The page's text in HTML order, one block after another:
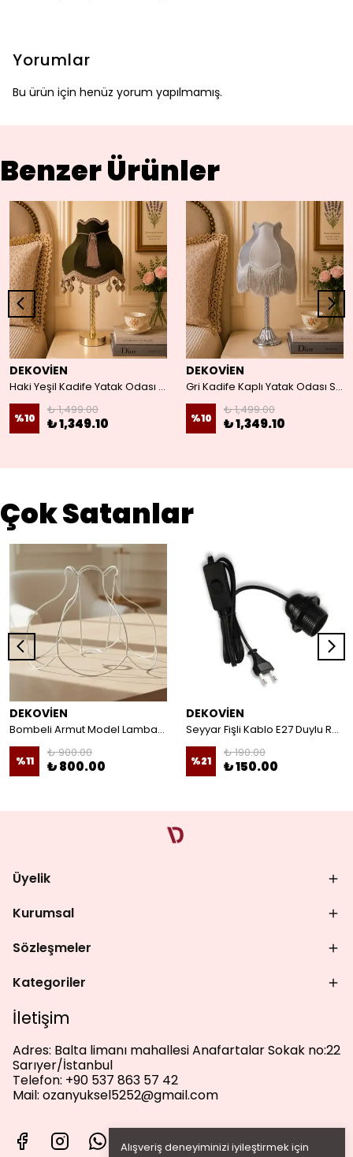
Alışveriş deneyiminizi iyileştirmek için
Yorumlar
Bu ürün için henüz yorum yapılmamış.
Benzer Ürünler
DEKOVİEN
Haki Yeşil Kadife Yatak Odası Salon Için Vintage Abajur
%10
₺ 1,499.00
₺ 1,349.10
DEKOVİEN
Gri Kadife Kaplı Yatak Odası Salon Için Gümüş Ayak Vintage Abajur
%10
₺ 1,499.00
₺ 1,349.10
Çok Satanlar
DEKOVİEN
Bombeli Armut Model Lambader Teli Galvaniz
%11
₺ 900.00
₺ 800.00
DEKOVİEN
Seyyar Fişli Kablo E27 Duylu Rondelalı Anahtarlı Kablo Arapuarlı Abajur Kablo
%21
₺ 190.00
₺ 150.00
Üyelik
Kurumsal
Sözleşmeler
Kategoriler
İletişim
Adres: Balta limanı mahallesi Anafartalar Sokak no:22
Sarıyer/İstanbul
Telefon: +90 537 863 57 42
Mail: ozanyuksel5252@gmail.com